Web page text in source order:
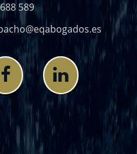
589